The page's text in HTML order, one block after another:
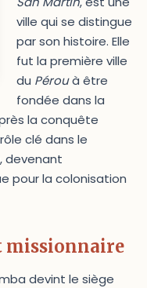
ville qui se distingue
par son histoire. Elle
fut la première ville
du Pérouà être
fondée dans la
la conquête
clé dans le
devenant
pour la colonisation
missionnaire
devint le siège